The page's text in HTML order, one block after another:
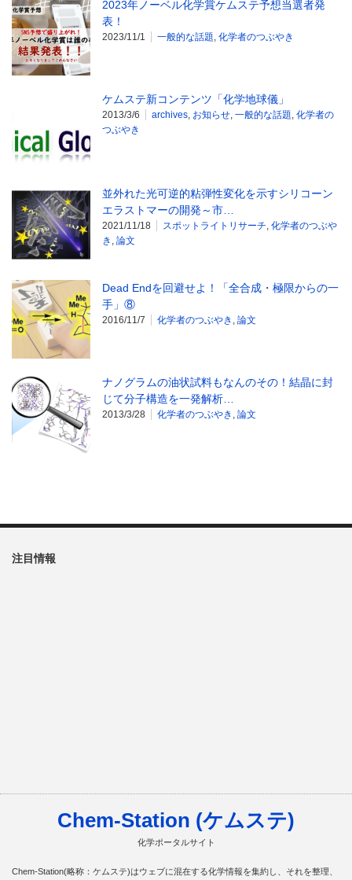
2023年ノーベル化学賞ケムステ予想当選者発
表！
2023/11/1 一般的な話題, 化学者のつぶやき
ケムステ新コンテンツ「化学地球儀」
2013/3/6 archives, お知らせ, 一般的な話題, 化学者の
つぶやき
並外れた光可逆的粘弾性変化を示すシリコーン
エラストマーの開発～市…
2021/11/18 スポットライトリサーチ, 化学者のつぶや
き , 論文
Dead Endを回避せよ！「全合成・極限からの一
手」⑧
2016/11/7 化学者のつぶやき , 論文
ナノグラムの油状試料もなんのその！結晶に封
じて分子構造を一発解析…
2013/3/28 化学者のつぶやき , 論文
注目情報
Chem-Station (ケムステ)
化学ポータルサイト
Chem-Station(略称：ケムステ)はウェブに混在する化学情報を集約し、それを整理、